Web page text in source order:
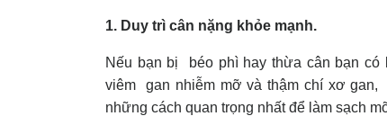
1. Duy trì cân nặng khỏe mạnh.
Nếu bạn bị béo phì hay thừa cân bạn
viêm gan nhiễm mỡ và thậm chí xơ gan,
những cách quan trọng nhất để làm sạch